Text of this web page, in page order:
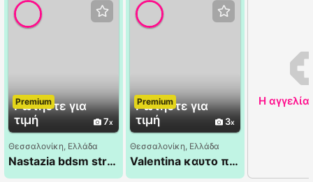
Ρωτήστε για
τιμή
7
Premium
Θεσσαλονίκη, Ελλάδα
Nastazia bdsm strapon αυταρχικά
Ρωτήστε για
τιμή
3
Premium
Θεσσαλονίκη, Ελλάδα
Valentina καυτο προγραμμα σεξ
Η